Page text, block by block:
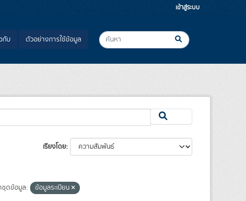
เข้าสู่ระบบ
กับ ตัวอย่างการใช้ข้อมูล
เรียงโดย
ชุดข้อมูล: ข้อมูลระเบียน